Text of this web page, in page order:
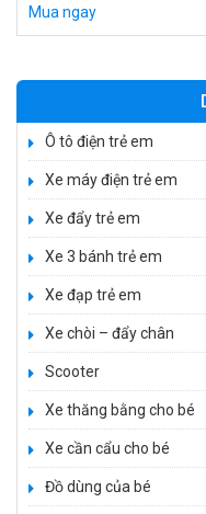
hơn khi chơi. Chiếc xe có
Mua ngay
Ô tô điện trẻ em
Xe máy điện trẻ em
Xe đẩy trẻ em
Xe 3 bánh trẻ em
Xe đạp trẻ em
Xe chòi – đẩy chân
Scooter
Xe thăng bằng cho bé
Xe cần cẩu cho bé
Đồ dùng của bé
750.000